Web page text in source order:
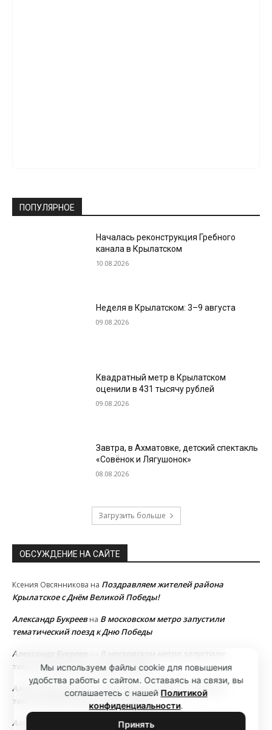
ПОПУЛЯРНОЕ
Началась реконструкция Гребного
канала в Крылатском
10.08.2026
Неделя в Крылатском: 3–9 августа
09.08.2026
Квадратный метр в Крылатском
оценили в 431 тысячу рублей
09.08.2026
Завтра, в Ахматовке, детский спектакль
«Совёнок и Лягушонок»
08.08.2026
Загрузить больше
ОБСУЖДЕНИЕ НА САЙТЕ
Ксения Овсянникова на Поздравляем жителей района
Крылатское с Днём Великой Победы!
Александр Букреевна В московском метро запустили
тематический поезд к Дню Победы
Александр Букреев
В московском метро запустили
тематический поезд к Дню Победы
Александр Букреев
В московском метро запустили
тематический поезд к Дню Победы
Александр Букреев
В московском метро запустили
Мы используем файлы cookie для повышения
удобства работы с сайтом. Оставаясь на связи, вы
соглашаетесь с нашей Политикой
конфиденциальности.
Принять